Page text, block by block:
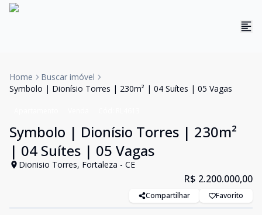
Home
Buscar imóvel
Symbolo | Dionísio Torres | 230m² | 04 Suítes | 05 Vagas
Symbolo | Dionísio Torres | 230m²
| 04 Suítes | 05 Vagas
Dionisio Torres, Fortaleza - CE
R$ 2.200.000,00
Compartilhar Favorito